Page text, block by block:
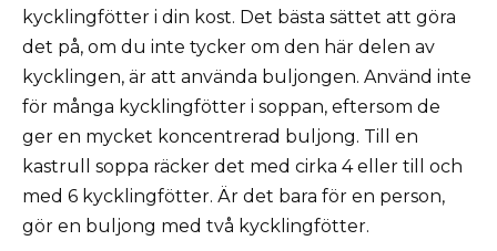
kycklingfötter i din kost. Det bästa sättet att göra
det på, om du inte tycker om den här delen av
kycklingen, är att använda buljongen. Använd inte
för många kycklingfötter i soppan, eftersom de
ger en mycket koncentrerad buljong. Till en
kastrull soppa räcker det med cirka 4 eller till och
med 6 kycklingfötter. Är det bara för en person,
gör en buljong med två kycklingfötter.